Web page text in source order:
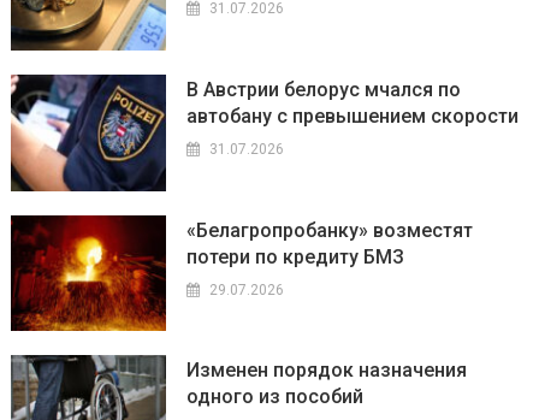
31.07.2026
В Австрии белорус мчался по
автобану с превышением скорости
31.07.2026
«Белагропробанку» возместят
потери по кредиту БМЗ
29.07.2026
Изменен порядок назначения
одного из пособий